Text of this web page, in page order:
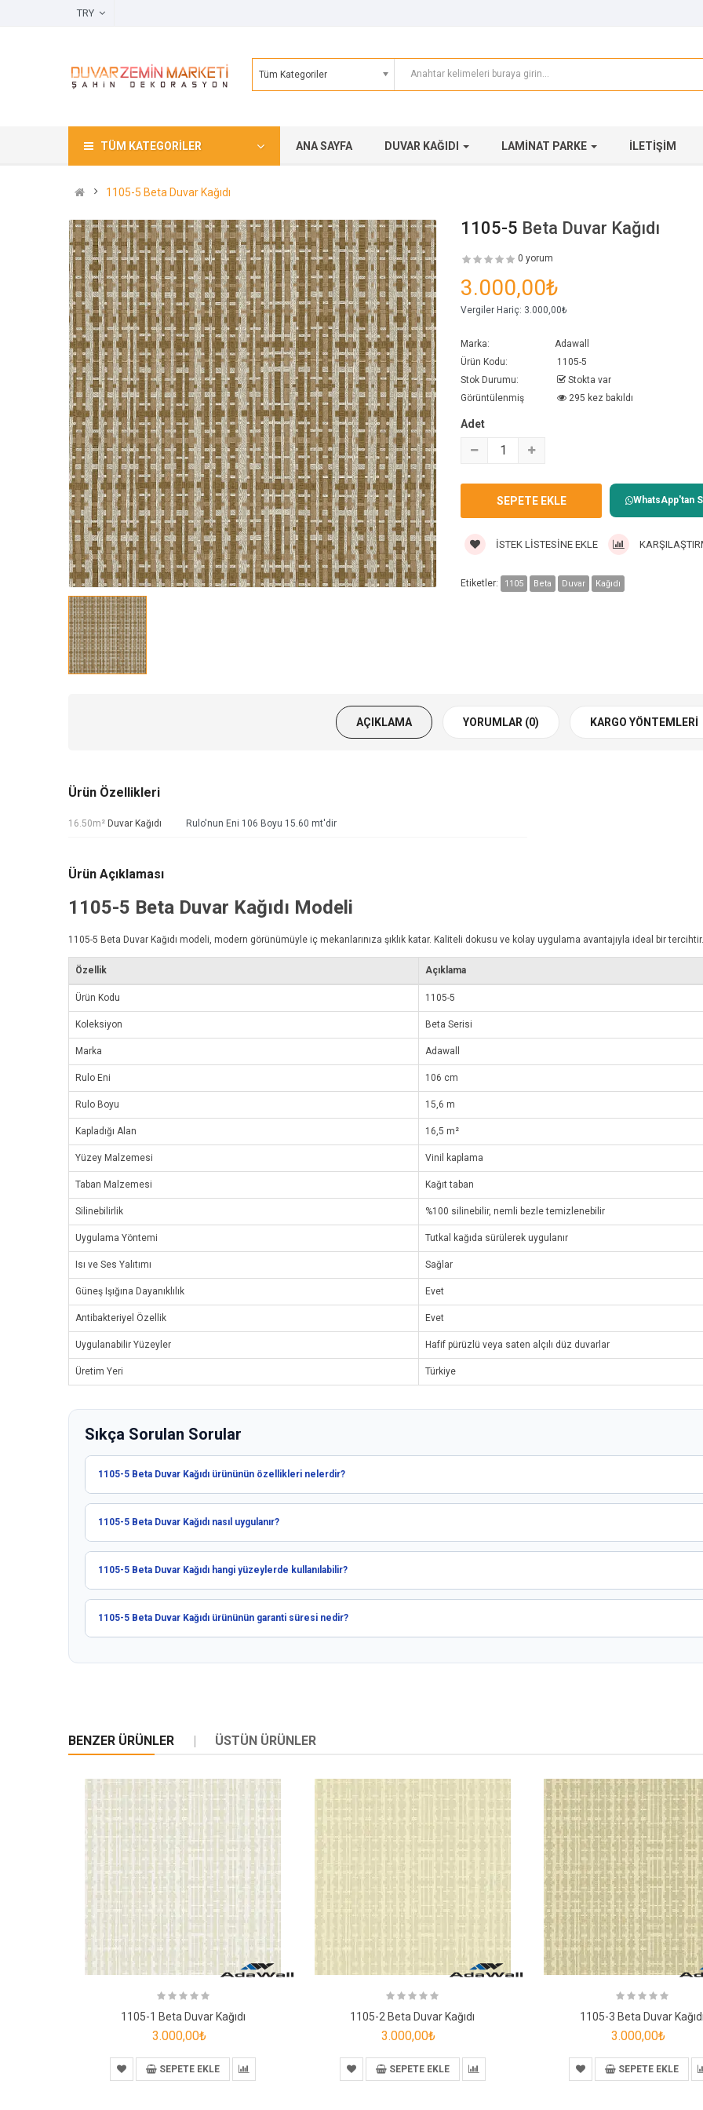
Tüm Kategoriler
TÜM KATEGORILER ANA SAYFA DUVAR KAĞIDI LAMINAT PARKE İLETIŞIM
1105-5 Beta Duvar Kağıdı
1105-5 Beta Duvar Kağıdı
0 yorum
3.000,00₺
Vergiler Hariç: 3.000,00₺
Marka:
Adawall
Ürün Kodu:
1105-5
Stok Durumu:
Stokta var
Görüntülenmiş
295 kez bakıldı
Adet
WhatsApp'tan
İSTEK LISTESINE EKLE
Etiketler: 1105 Beta Duvar Kağıdı
AÇIKLAMA YORUMLAR (0) KARGO YÖNTEMLERI
Ürün Özellikleri
16.50m² Duvar Kağıdı Rulo'nun Eni 106 Boyu 15.60 mt'dir
Ürün Açıklaması
1105-5 Beta Duvar Kağıdı Modeli
1105-5 Beta Duvar Kağıdı modeli, modern görünümüyle iç mekanlarınıza şıklık katar. Kaliteli dokusu ve kolay uygulama avantajıyla ideal bir tercihtir.
Özellik Açıklama
Ürün Kodu 1105-5
Koleksiyon Beta Serisi
Marka Adawall
Rulo Eni 106 cm
Rulo Boyu 15,6 m
Kapladığı Alan 16,5 m²
Yüzey Malzemesi Vinil kaplama
Taban Malzemesi Kağıt taban
Silinebilirlik %100 silinebilir, nemli bezle temizlenebilir
Uygulama Yöntemi Tutkal kağıda sürülerek uygulanır
Isı ve Ses Yalıtımı Sağlar
Güneş Işığına Dayanıklılık Evet
Antibakteriyel Özellik Evet
Uygulanabilir Yüzeyler Hafif pürüzlü veya saten alçılı düz duvarlar
Üretim Yeri Türkiye
Sıkça Sorulan Sorular
1105-5 Beta Duvar Kağıdı ürününün özellikleri nelerdir?
1105-5 Beta Duvar Kağıdı nasıl uygulanır?
1105-5 Beta Duvar Kağıdı hangi yüzeylerde kullanılabilir?
1105-5 Beta Duvar Kağıdı ürününün garanti süresi nedir?
BENZER ÜRÜNLER ÜSTÜN ÜRÜNLER
1105-1 Beta Duvar Kağıdı
3.000,00₺
SEPETE EKLE
1105-2 Beta Duvar Kağıdı
3.000,00₺
SEPETE EKLE
1105-3 Beta Duvar
3.000,00₺
SEPETE EKLE